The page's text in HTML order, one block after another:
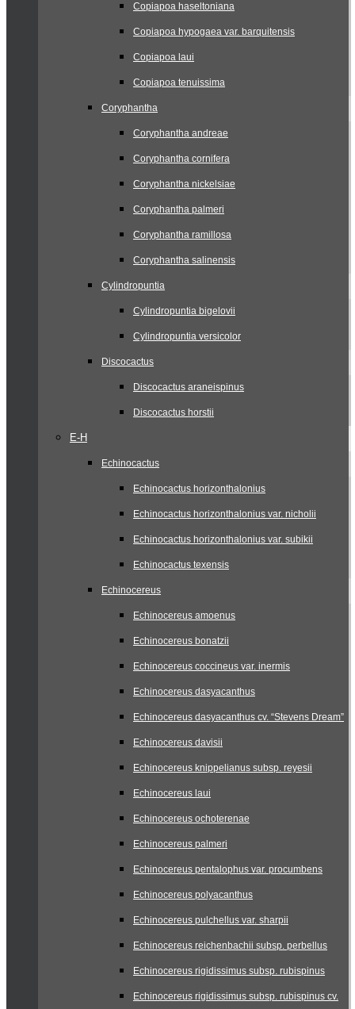
Copiapoa haseltoniana
Copiapoa hypogaea var. barquitensis
Copiapoa laui
Copiapoa tenuissima
Coryphantha
Coryphantha andreae
Coryphantha cornifera
Coryphantha nickelsiae
Coryphantha palmeri
Coryphantha ramillosa
Coryphantha salinensis
Cylindropuntia
Cylindropuntia bigelovii
Cylindropuntia versicolor
Discocactus
Discocactus araneispinus
Discocactus horstii
E-H
Echinocactus
Echinocactus horizonthalonius
Echinocactus horizonthalonius var. nicholii
Echinocactus horizonthalonius var. subikii
Echinocactus texensis
Echinocereus
Echinocereus amoenus
Echinocereus bonatzii
Echinocereus coccineus var. inermis
Echinocereus dasyacanthus
Echinocereus dasyacanthus cv. “Stevens Dream”
Echinocereus davisii
Echinocereus knippelianus subsp. reyesii
Echinocereus laui
Echinocereus ochoterenae
Echinocereus palmeri
Echinocereus pentalophus var. procumbens
Echinocereus polyacanthus
Echinocereus pulchellus var. sharpii
Echinocereus reichenbachii subsp. perbellus
Echinocereus rigidissimus subsp. rubispinus
Echinocereus rigidissimus subsp. rubispinus cv.